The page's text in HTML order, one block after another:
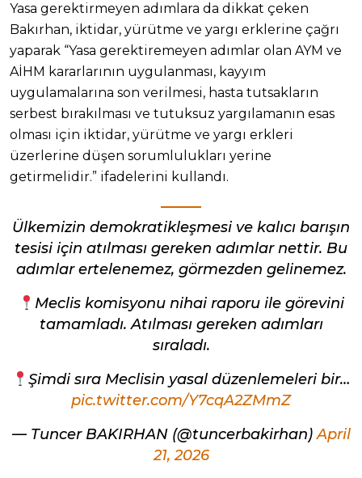
Yasa gerektirmeyen adımlara da dikkat çeken
Bakırhan, iktidar, yürütme ve yargı erklerine çağrı
yaparak “Yasa gerektiremeyen adımlar olan AYM ve
AİHM kararlarının uygulanması, kayyım
uygulamalarına son verilmesi, hasta tutsakların
serbest bırakılması ve tutuksuz yargılamanın esas
olması için iktidar, yürütme ve yargı erkleri
üzerlerine düşen sorumlulukları yerine
getirmelidir.” ifadelerini kullandı.
Ülkemizin demokratikleşmesi ve kalıcı barışın
tesisi için atılması gereken adımlar nettir. Bu
adımlar ertelenemez, görmezden gelinemez.
Meclis komisyonu nihai raporu ile görevini
tamamladı. Atılması gereken adımları
sıraladı.
Şimdi sıra Meclisin yasal düzenlemeleri bir…
pic.twitter.com/Y7cqA2ZMmZ
— Tuncer BAKIRHAN (@tuncerbakirhan)April
21, 2026